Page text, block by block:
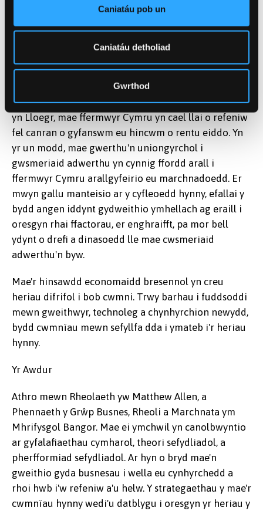
Caniatáu pob un
Caniatáu detholiad
Gwrthod
am eu gwneud, ac yna nodi lle mae'r gweithgareddau
hynny'n cael eu gwerthfawrogi gan grŵp arall o
gwsmeriaid nad yw'r cwmni'n eu gwasanaethu ar hyn
bodoli i ffermwyr Cymru gan y gallai eu sgiliau wrth
ofalu am fyd natur eu helpu i arallgyfeirio eu
ffynonellau refeniw. O'u cymharu â'u cyd-amaethwyr
yn Lloegr, mae ffermwyr Cymru yn cael llai o refeniw
fel canran o gyfanswm eu hincwm o rentu eiddo. Yn
yr un modd, mae gwerthu'n uniongyrchol i
gwsmeriaid adwerthu yn cynnig ffordd arall i
ffermwyr Cymru arallgyfeirio eu marchnadoedd. Er
mwyn gallu manteisio ar y cyfleoedd hynny, efallai y
bydd angen iddynt gydweithio ymhellach ag eraill i
oresgyn rhai ffactorau, er enghraifft, pa mor bell
ydynt o drefi a dinasoedd lle mae cwsmeriaid
adwerthu'n byw.
Mae'r hinsawdd economaidd bresennol yn creu
heriau difrifol i bob cwmni. Trwy barhau i fuddsoddi
mewn gweithwyr, technoleg a chynhyrchion newydd,
bydd cwmnïau mewn sefyllfa dda i ymateb i'r heriau
hynny.
Yr Awdur
Athro mewn Rheolaeth yw Matthew Allen, a
Phennaeth y Grŵp Busnes, Rheoli a Marchnata ym
Mhrifysgol Bangor. Mae ei ymchwil yn canolbwyntio
ar gyfalafiaethau cymharol, theori sefydliadol, a
pherfformiad sefydliadol. Ar hyn o bryd mae'n
gweithio gyda busnesau i wella eu cynhyrchedd a
rhoi hwb i'w refeniw a'u helw. Y strategaethau y mae'r
cwmnïau hynny wedi'u datblygu i oresgyn yr heriau y